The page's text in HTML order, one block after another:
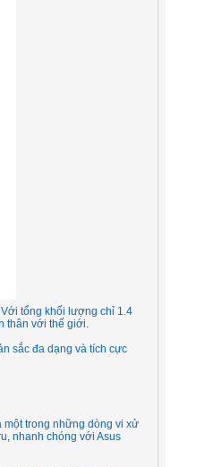
tổng khối lượng chỉ 1.4
thân với thế giới.
sắc đa dạng và tích cực
trong những dòng vi xử
nhanh chóng với Asus